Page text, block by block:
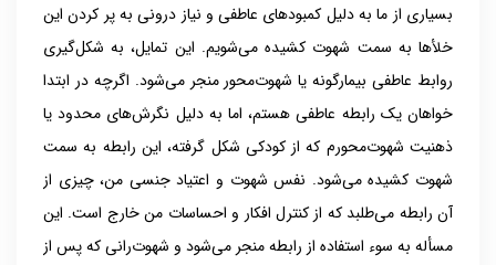
بسیاری از ما به دلیل کمبودهای عاطفی و نیاز درونی به پر کردن این
خلأها به سمت شهوت کشیده می‌شویم. این تمایل، به شکل‌گیری
روابط عاطفی بیمارگونه یا شهوت‌محور منجر می‌شود. اگرچه در ابتدا
خواهان یک رابطه عاطفی هستم، اما به دلیل نگرش‌های محدود یا
ذهنیت شهوت‌محورم که از کودکی شکل گرفته، این رابطه به سمت
شهوت کشیده می‌شود. نفس شهوت و اعتیاد جنسی من، چیزی از
آن رابطه می‌طلبد که از کنترل افکار و احساسات من خارج است. این
مسأله به سوء استفاده از رابطه منجر می‌شود و شهوت‌رانی که پس از